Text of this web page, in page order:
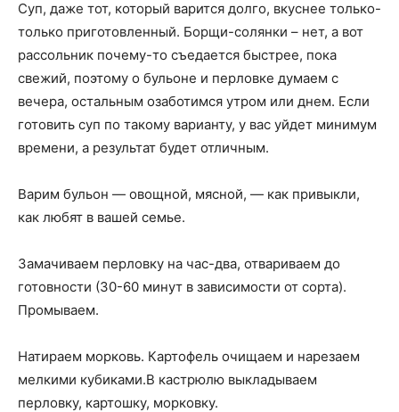
Суп, даже тот, который варится долго, вкуснее только-
только приготовленный. Борщи-солянки – нет, а вот
рассольник почему-то съедается быстрее, пока
свежий, поэтому о бульоне и перловке думаем с
вечера, остальным озаботимся утром или днем. Если
готовить суп по такому варианту, у вас уйдет минимум
времени, а результат будет отличным.
Варим бульон — овощной, мясной, — как привыкли,
как любят в вашей семье.
Замачиваем перловку на час-два, отвариваем до
готовности (30-60 минут в зависимости от сорта).
Промываем.
Натираем морковь. Картофель очищаем и нарезаем
мелкими кубиками.В кастрюлю выкладываем
перловку, картошку, морковку.